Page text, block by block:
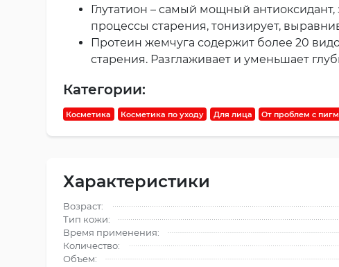
Глутатион – самый мощный
процессы старения, тонизирует,
Протеин жемчуга содержит более 20
старения. Разглаживает и уменьшает
Категории:
Косметика Косметика по уходу Для лица От проблем с
Характеристики
Возраст:
Тип кожи:
Время применения:
Количество:
Объем: